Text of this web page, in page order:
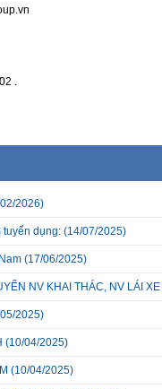
.
2026)
tuyển dụng: (14/07/2025)
(17/06/2025)
NV KHAI THÁC, NV LÁI
2025)
(10/04/2025)
(10/04/2025)